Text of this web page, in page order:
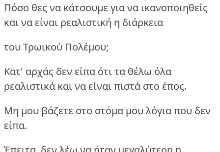
Πόσο θες να κάτσουμε για να ικανοποιηθείς
και να είναι ρεαλιστική η διάρκεια
του Τρωικού Πολέμου;
Κατ' αρχάς δεν είπα ότι τα θέλω όλα
ρεαλιστικά και να είναι πιστά στο έπος.
Μη μου βάζετε στο στόμα μου λόγια που δεν
είπα.